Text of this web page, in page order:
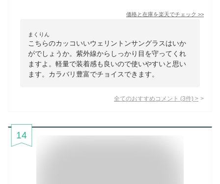
価格と在庫を楽天でチェック >>
まくりん
こちらのカッコいいウェリントンサングラスはいか
がでしょうか。紫外線からしっかり目を守ってくれ
ますよ。軽量で装着感も良いので使いやすいと思い
ます。カラバリ豊富でチョイスできます。
全てのおすすめコメント (3件) >
14